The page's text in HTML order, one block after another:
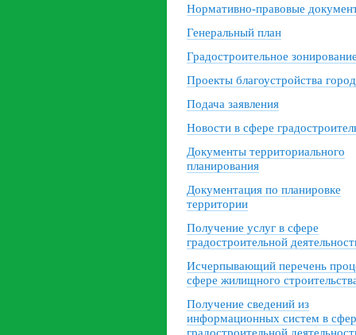
Нормативно-правовые
Генеральный план
Градостроительное
Проекты благоустройства
Подача заявления
Новости в сфере
Документы территориального
планирования
Документация по планировке
территории
Получение услуг в сфере
градостроительной
Исчерпывающий перечень
сфере жилищного
Получение сведений из
информационных систем в